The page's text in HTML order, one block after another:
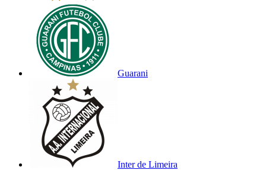
Guarani
Inter de Limeira